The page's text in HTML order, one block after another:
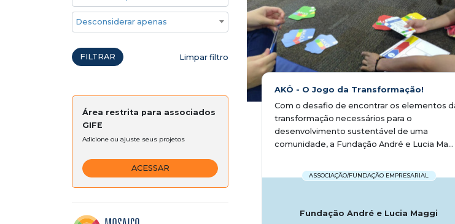
Desconsiderar apenas ações emergenciais
FILTRAR Limpar filtro
Área restrita para associados
GIFE
Adicione ou ajuste seus projetos
ACESSAR
AKÔ - O Jogo da Transformação!
Com o desafio de encontrar os elementos
transformação necessários para o
desenvolvimento sustentável de uma
comunidade, a Fundação André e Lucia Ma...
ASSOCIAÇÃO/FUNDAÇÃO EMPRESARIAL
Fundação André e Lucia Maggi